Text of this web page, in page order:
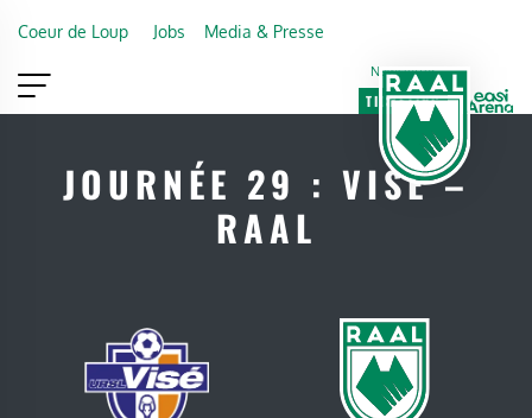
Coeur de Loup Jobs Media & Presse
Newsletter
TICKETING
VIP
FAN SHOP
JOURNÉE 29 : VISÉ –
RAAL